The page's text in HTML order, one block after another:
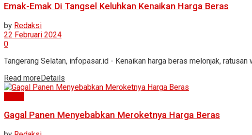
Emak-Emak Di Tangsel Keluhkan Kenaikan Harga Beras
by Redaksi
22 Februari 2024
0
Tangerang Selatan, infopasar.id - Kenaikan harga beras melonjak,
Read moreDetails
Gagal Panen Menyebabkan Meroketnya Harga Beras